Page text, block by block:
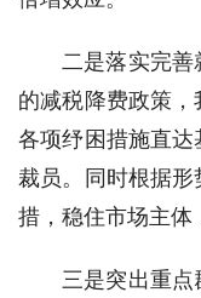
二是落实完
的减税降费政策
各项纾困措施直
裁员。同时根据
措，稳住市场主体
三是突出重